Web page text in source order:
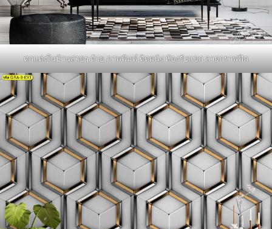
ตกแต่งในบ้านสวยๆ ด้วย ภาพพิมพ์ ติดผนัง ห้องรับแขก ลายกราฟฟิก